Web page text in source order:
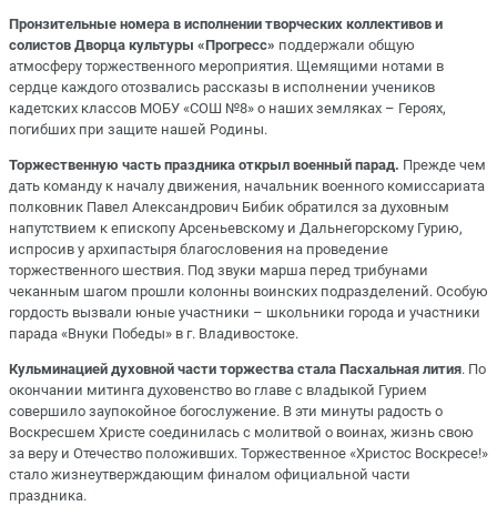
Пронзительные номера в исполнении творческих коллективов и
солистов Дворца культуры «Прогресс» поддержали общую
атмосферу торжественного мероприятия. Щемящими нотами в
сердце каждого отозвались рассказы в исполнении учеников
кадетских классов МОБУ «СОШ №8» о наших земляках – Героях,
погибших при защите нашей Родины.
Торжественную часть праздника открыл военный парад. Прежде чем
дать команду к началу движения, начальник военного комиссариата
полковник Павел Александрович Бибик обратился за духовным
напутствием к епископу Арсеньевскому и Дальнегорскому Гурию,
испросив у архипастыря благословения на проведение
торжественного шествия. Под звуки марша перед трибунами
чеканным шагом прошли колонны воинских подразделений. Особую
гордость вызвали юные участники – школьники города и участники
парада «Внуки Победы» в г. Владивостоке.
Кульминацией духовной части торжества стала Пасхальная лития. По
окончании митинга духовенство во главе с владыкой Гурием
совершило заупокойное богослужение. В эти минуты радость о
Воскресшем Христе соединилась с молитвой о воинах, жизнь свою
за веру и Отечество положивших. Торжественное «Христос Воскресе!»
стало жизнеутверждающим финалом официальной части
праздника.